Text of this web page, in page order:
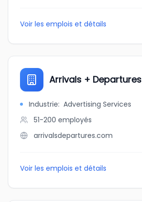
Voir les emplois et détails
Arrivals + Departures
Industrie: Advertising Services
51-200 employés
arrivalsdepartures.com
Voir les emplois et détails